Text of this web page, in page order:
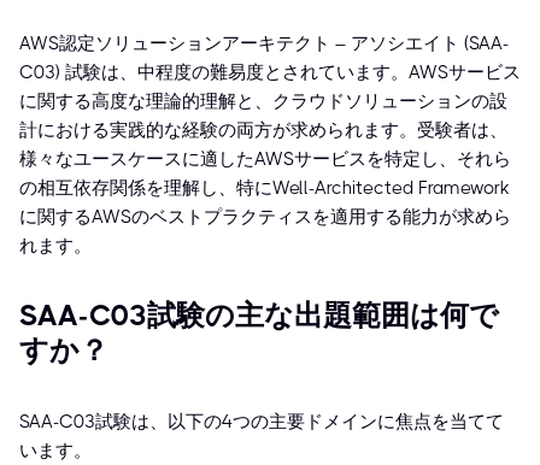
AWS認定ソリューションアーキテクト – アソシエイト (SAA-
C03) 試験は、中程度の難易度とされています。AWSサービス
に関する高度な理論的理解と、クラウドソリューションの設
計における実践的な経験の両方が求められます。受験者は、
様々なユースケースに適したAWSサービスを特定し、それら
の相互依存関係を理解し、特にWell-Architected Framework
に関するAWSのベストプラクティスを適用する能力が求めら
れます。
SAA-C03試験の主な出題範囲は何で
すか？
SAA-C03試験は、以下の4つの主要ドメインに焦点を当てて
います。